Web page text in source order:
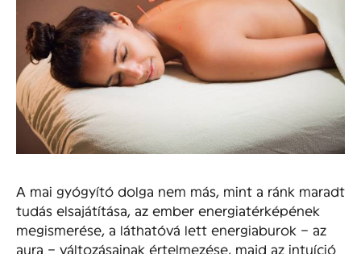
A mai gyógyító dolga nem más, mint a ránk maradt
tudás elsajátítása, az ember energiatérképének
megismerése, a láthatóvá lett energiaburok – az
aura – változásainak értelmezése, majd az intuíció